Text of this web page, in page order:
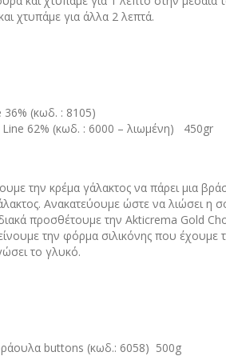
χτυπάμε για άλλα 2 λεπτά.
36% (κωδ. : 8105)
62% (κωδ. : 6000 – λιωμένη) 450gr
την κρέμα γάλακτος να πάρει μια
Ανακατεύουμε ώστε να λιώσει η
προσθέτουμε την Akticrema Gold
την φόρμα σιλικόνης που
το γλυκό.
buttons (κωδ.: 6058) 500g